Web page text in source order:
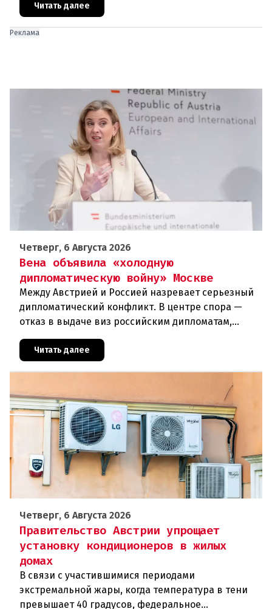
дней около 72 000 человек п
Читать далее
Реклама
Четверг, 6 Августа 2026
Вена объявила «холодную
дипломатическую войну» Москве
Между Австрией и Россией назревает серьезный
дипломатический конфликт. В центре спора —
отказ в выдаче виз российским дипломатам,
международных организаций, которые
Читать далее
Четверг, 6 Августа 2026
Правительство Австрии упрощает
установку кондиционеров в жилых
домах
В связи с участившимися периодами
экстремальной жары, когда температура в тени
превышает 40 градусов, федеральное